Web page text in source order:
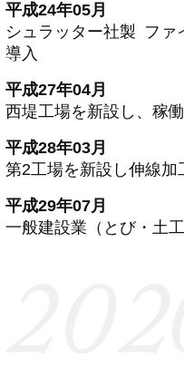
平成24年05月
シュラッター社製 ファ
導入
平成27年04月
西堤工場を新設し、稼
平成28年03月
第2工場を新設し伸線
平成29年07月
一般建設業（とび・土